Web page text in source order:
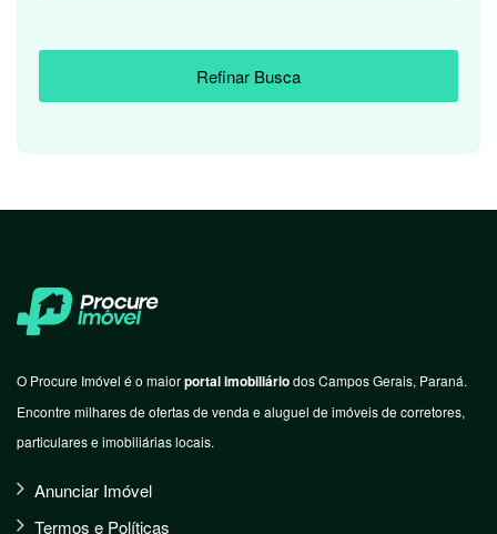
Refinar Busca
O Procure Imóvel é o maiorportal imobiliáriodos Campos Gerais, Paraná.
Encontre milhares de ofertas de venda e aluguel de imóveis de corretores,
particulares e imobiliárias locais.
Anunciar Imóvel
Termos e Políticas